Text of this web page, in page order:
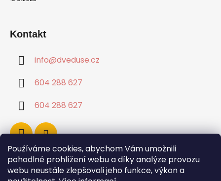
Používáme cookies, abychom Vám umožnili
pohodlné prohlížení webu a díky analýze provozu
webu neustále zlepšovali jeho funkce, výkon a
Kontakt
info@dveduse.cz
604 288 627
604 288 627